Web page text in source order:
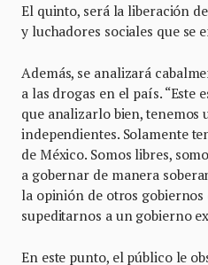
El quinto, será la liberación
y luchadores sociales que se
Además, se analizará
a las drogas en el país. “Este
que analizarlo bien, tenemos
independientes. Solamente
de México. Somos libres,
a gobernar de manera
la opinión de otros
supeditarnos a un gobierno
En este punto, el público le